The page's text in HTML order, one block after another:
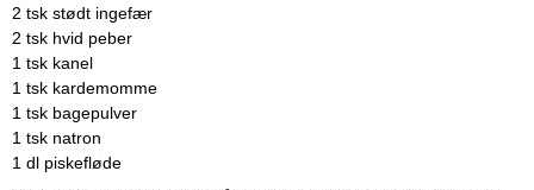
2 tsk stødt ingefær
2 tsk hvid peber
1 tsk kanel
1 tsk kardemomme
1 tsk bagepulver
1 tsk natron
1 dl piskefløde